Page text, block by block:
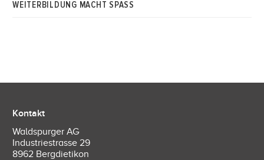
WEITERBILDUNG MACHT SPASS
Kontakt
Waldspurger AG
Industriestrasse 29
8962 Bergdietikon